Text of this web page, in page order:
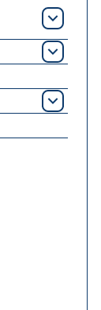
Åpne
Åpne
Åpne